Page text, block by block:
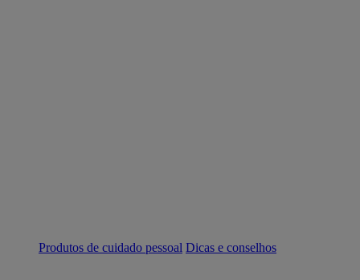
Produtos de cuidado pessoal Dicas e conselhos